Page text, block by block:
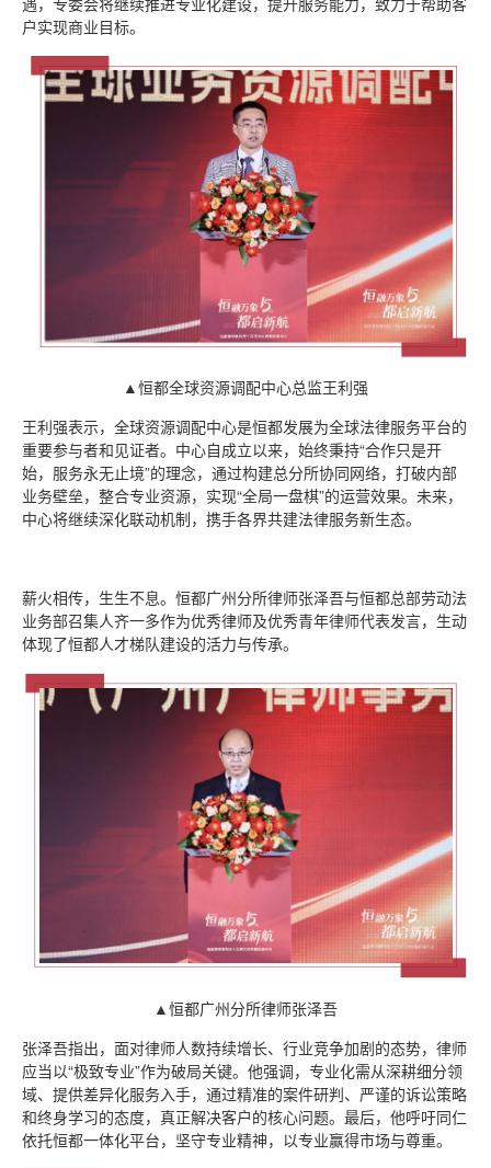
户实现商业目标。
▲恒都全球资源调配中心总监王利强
王利强表示，全球资源调配中心是恒都发展为全球法律服务平台的
重要参与者和见证者。中心自成立以来，始终秉持“合作只是开
始，服务永无止境”的理念，通过构建总分所协同网络，打破内部
业务壁垒，整合专业资源，实现“全局一盘棋”的运营效果。未来，
中心将继续深化联动机制，携手各界共建法律服务新生态。
薪火相传，生生不息。恒都广州分所律师张泽吾与恒都总部劳动法
业务部召集人齐一多作为优秀律师及优秀青年律师代表发言，生动
体现了恒都人才梯队建设的活力与传承。
▲恒都广州分所律师张泽吾
张泽吾指出，面对律师人数持续增长、行业竞争加剧的态势，律师
应当以“极致专业”作为破局关键。他强调，专业化需从深耕细分领
域、提供差异化服务入手，通过精准的案件研判、严谨的诉讼策略
和终身学习的态度，真正解决客户的核心问题。最后，他呼吁同仁
依托恒都一体化平台，坚守专业精神，以专业赢得市场与尊重。